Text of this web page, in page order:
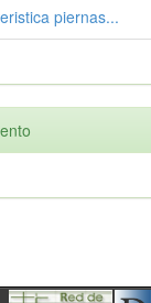
piernas...